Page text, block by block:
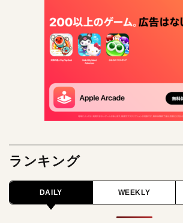
ランキング
DAILY WEEKLY